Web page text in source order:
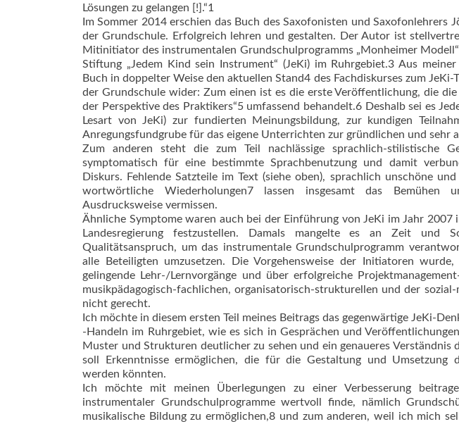
Lösungen zu gelangen [!].“1
Im Sommer 2014 erschien das Buch des Saxofonisten und
der Grundschule. Erfolgreich lehren und gestalten. Der Autor ist
Mitinitiator des instrumentalen Grundschulprogramms „Monheimer
Stiftung „Jedem Kind sein Instrument“ (JeKi) im Ruhrgebiet.3 Aus
Buch in doppelter Weise den aktuellen Stand4 des Fachdiskurses zum
der Grundschule wider: Zum einen ist es die erste Veröffentlichung, die die
der Perspektive des Praktikers“5 umfassend behandelt.6 Deshalb sei es
Lesart von JeKi) zur fundierten Meinungsbildung, zur kundigen
Anregungsfundgrube für das eigene Unterrichten zur gründlichen und sehr
Zum anderen steht die zum Teil nachlässige sprachlich-stilistische
symptomatisch für eine bestimmte Sprachbenutzung und damit
Diskurs. Fehlende Satzteile im Text (siehe oben), sprachlich unschöne
wortwörtliche Wiederholungen7 lassen insgesamt das Bemühen
Ausdrucksweise vermissen.
Ähnliche Symptome waren auch bei der Einführung von JeKi im Jahr
Landesregierung festzustellen. Damals mangelte es an Zeit und
Qualitätsanspruch, um das instrumentale Grundschulprogramm
alle Beteiligten umzusetzen. Die Vorgehensweise der Initiatoren
gelingende Lehr-/Lernvorgänge und über erfolgreiche
musikpädagogisch-fachlichen, organisatorisch-strukturellen und der
nicht gerecht.
Ich möchte in diesem ersten Teil meines Beitrags das gegenwärtige JeKi-
-Handeln im Ruhrgebiet, wie es sich in Gesprächen und
Muster und Strukturen deutlicher zu sehen und ein genaueres Verständnis
soll Erkenntnisse ermöglichen, die für die Gestaltung und Umsetzung
werden könnten.
Ich möchte mit meinen Überlegungen zu ­einer Verbesserung
instrumentaler Grundschulprogramme wertvoll finde, nämlich
musikalische Bildung zu ermöglichen,8 und zum anderen, weil ich mich